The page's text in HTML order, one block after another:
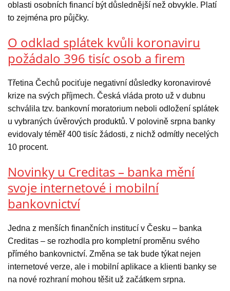
oblasti osobních financí být důslednější než obvykle. Platí
to zejména pro půjčky.
O odklad splátek kvůli koronaviru
požádalo 396 tisíc osob a firem
Třetina Čechů pociťuje negativní důsledky koronavirové
krize na svých příjmech. Česká vláda proto už v dubnu
schválila tzv. bankovní moratorium neboli odložení splátek
u vybraných úvěrových produktů. V polovině srpna banky
evidovaly téměř 400 tisíc žádosti, z nichž odmítly necelých
10 procent.
Novinky u Creditas – banka mění
svoje internetové i mobilní
bankovnictví
Jedna z menších finančních institucí v Česku – banka
Creditas – se rozhodla pro kompletní proměnu svého
přímého bankovnictví. Změna se tak bude týkat nejen
internetové verze, ale i mobilní aplikace a klienti banky se
na nové rozhraní mohou těšit už začátkem srpna.